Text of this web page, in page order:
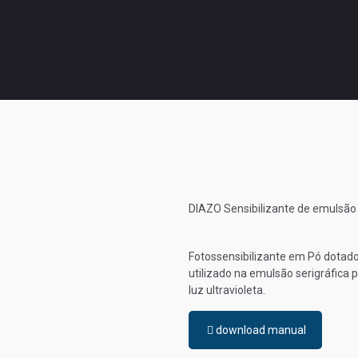
DIAZO Sensibilizante de emulsão
Fotossensibilizante em Pó
utilizado na emulsão serigráfica
luz ultravioleta.
download manual